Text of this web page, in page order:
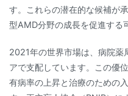
す。これらの潜在的な候補が
型AMD分野の成長を促進する
2021年の世界市場は、病院薬
アで支配しています。この優
有病率の上昇と治療のための